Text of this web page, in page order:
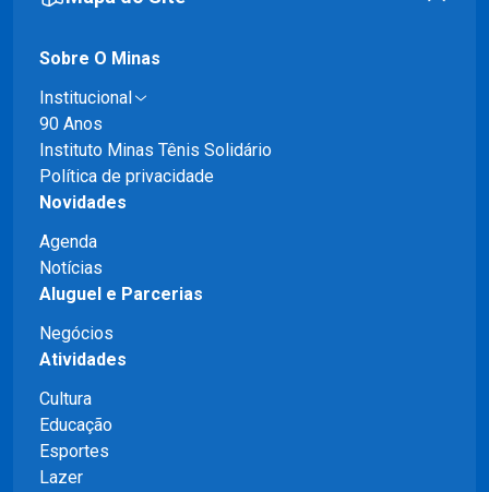
Sobre O Minas
Institucional
90 Anos
Instituto Minas Tênis Solidário
Política de privacidade
Novidades
Agenda
Notícias
Aluguel e Parcerias
Negócios
Atividades
Cultura
Educação
Esportes
Lazer